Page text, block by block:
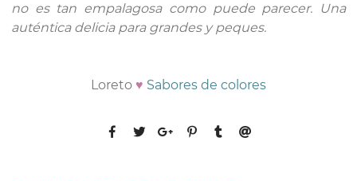
no es tan empalagosa como puede parecer. Una
auténtica delicia para grandes y peques.
Loreto ♥ Sabores de colores